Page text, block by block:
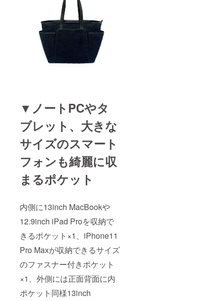
▼ノートPCやタ
ブレット、大きな
サイズのスマート
フォンも綺麗に収
まるポケット
内側に13inch MacBookや
12.9inch iPad Proを収納で
きるポケット×1、iPhone11
Pro Maxが収納できるサイズ
のファスナー付きポケット
×1、外側には正面背面に内
ポケット同様13inch